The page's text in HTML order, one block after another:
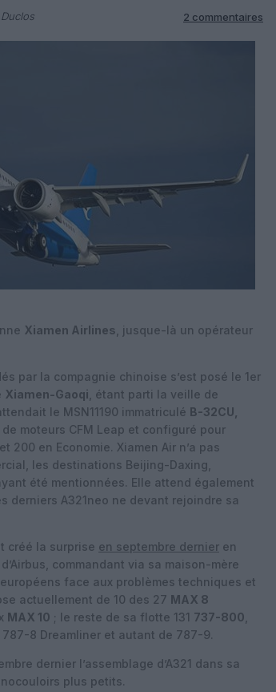
2 commentaires
Xiamen Airlines , jusque-là un opérateur
par la compagnie chinoise s’est posé le 1er
Xiamen-Gaoqi , étant parti la veille de
le MSN11190 immatriculé B-32CU,
moteurs CFM Leap et configuré pour
en Economie. Xiamen Air n’a pas
les destinations Beijing-Daxing,
été mentionnées. Elle attend également
derniers A321neo ne devant rejoindre sa
créé la surprise en septembre dernier en
commandant via sa maison-mère
face aux problèmes techniques et
actuellement de 10 des 27 MAX 8
MAX 10 ; le reste de sa flotte 131 737-800
8 Dreamliner et autant de 787-9.
dernier l’assemblage d’A321 dans sa
plus petits.